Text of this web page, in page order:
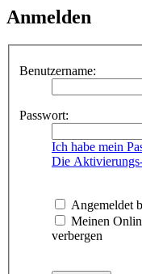
Anmelden
Benutzername:
Passwort:
Ich habe mein
Die
Angemeldet
Meinen
verbergen